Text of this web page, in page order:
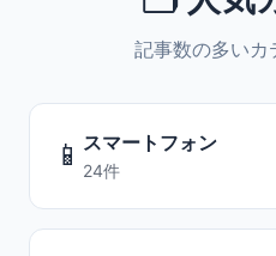
記事数の多いカ
📱 スマートフォン
24件